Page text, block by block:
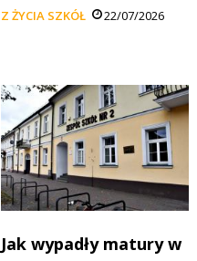
Z ŻYCIA SZKÓŁ 22/07/2026
Jak wypadły matury w